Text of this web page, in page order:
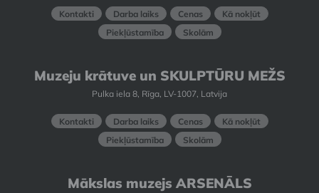
Kontakti Darba laiks Cenas
Kā nokļūt
Piekļūstamība
Skolām
Muzeju krātuve un SKULPTŪRU MEŽS
Pulka iela 8, Rīga, LV-1007, Latvija
Kontakti Darba laiks Cenas
Kā nokļūt
Piekļūstamība
Skolām
Mākslas muzejs ARSENĀLS